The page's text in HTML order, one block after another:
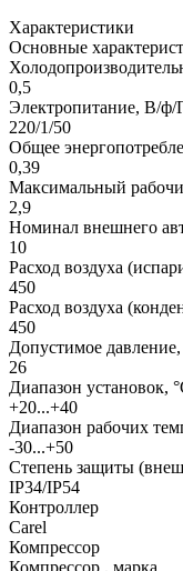
Характеристики
Основные
0,5
Электропитание, В/ф/
220/1/50
Общее
0,39
Максимальный
2,9
Номинал внешнего
10
Расход воздуха
450
Расход воздуха
450
Допустимое давление,
26
Диапазон установок,
+20...+40
Диапазон рабочих
-30...+50
Степень защиты
IP34/IP54
Контроллер
Carel
Компрессор
Компрессор , марка